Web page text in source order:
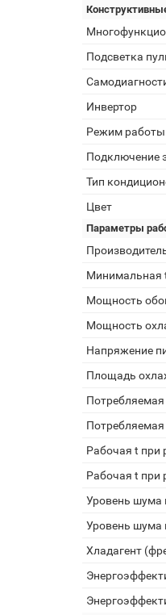
Подсветка
Инвертор
Режим работы
Подключение
Тип
Цвет
Параметры
Минимальная t
Мощность
Мощность
Напряжение
Площадь
Рабочая t при
Рабочая t при
Уровень шума
Уровень шума
Хладагент